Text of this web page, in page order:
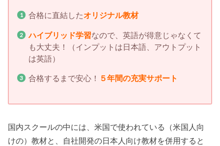
合格に直結したオリジナル教材
ハイブリッド学習なので、英語が得意じゃなくて
も大丈夫！（インプットは日本語、アウトプット
は英語）
合格するまで安心！ ５年間の充実サポート
国内スクールの中には、米国で使われている（米国人向
けの）教材と、自社開発の日本人向け教材を併用すると